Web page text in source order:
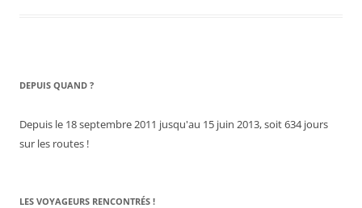
DEPUIS QUAND ?
Depuis le 18 septembre 2011 jusqu'au 15 juin 2013, soit 634 jours
sur les routes !
LES VOYAGEURS RENCONTRÉS !